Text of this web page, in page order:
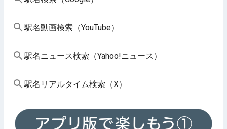
駅名動画検索（YouTube）
駅名ニュース検索（Yahoo!ニュース）
駅名リアルタイム検索（X）